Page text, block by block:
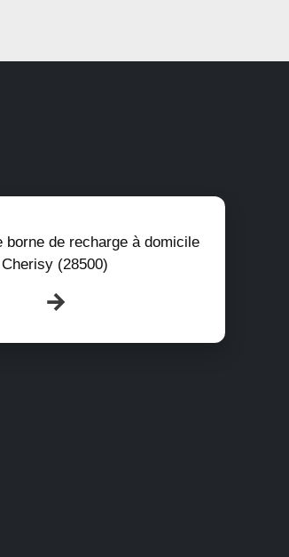
borne de recharge à domicile
Cherisy (28500)